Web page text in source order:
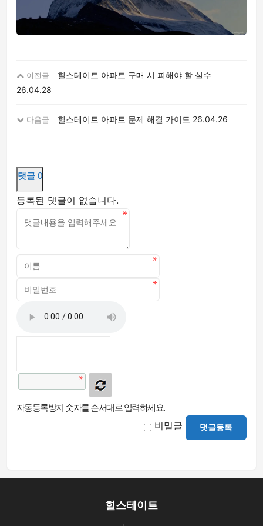
이전글
힐스테이트 아파트 구매 시 피해야 할 실수
26.04.28
다음글 힐스테이트 아파트 문제 해결 가이드 26.04.26
댓글 0
등록된 댓글이 없습니다.
자동등록방지 숫자를 순서대로 입력하세요.
비밀글 댓글등록
힐스테이트